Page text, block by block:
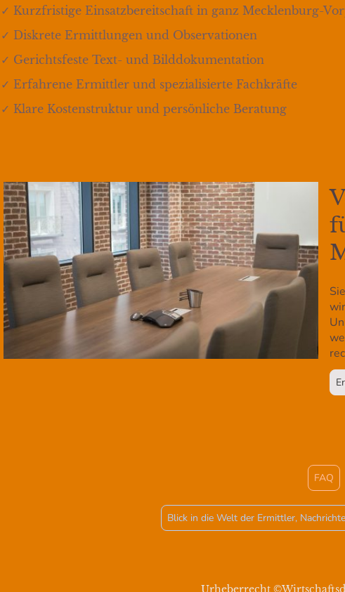
✓ Kurzfristige Einsatzbereitschaft in ganz Mecklenburg-
✓ Diskrete Ermittlungen und Observationen
✓ Gerichtsfeste Text- und Bilddokumentation
✓ Erfahrene Ermittler und spezialisierte Fachkräfte
✓ Klare Kostenstruktur und persönliche Beratung
FAQ
Blick in die Welt der Ermittler,
Urheberrecht